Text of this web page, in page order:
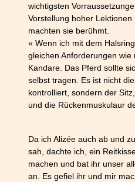
wichtigsten
Vorstellung hoher
machten sie berühmt.
« Wenn ich mit dem
gleichen Anforderungen
Kandare. Das Pferd sollte
selbst tragen. Es ist nicht
kontrolliert, sondern der
und die Rückenmuskulaur
Da ich Alizée auch ab und
sah, dachte ich, ein
machen und bat ihr unser
an. Es gefiel ihr und mir